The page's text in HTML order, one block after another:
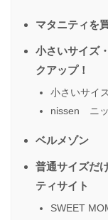
マタニティを
小さいサイズ
クアップ！
小さいサイ
nissen ニ
ベルメゾン
普通サイズだ
ティサイト
SWEET